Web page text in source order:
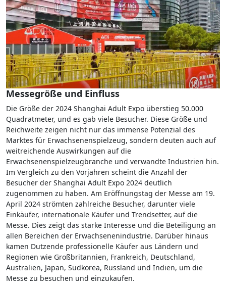
Messegröße und Einfluss
Die Größe der 2024 Shanghai Adult Expo überstieg 50.000
Quadratmeter, und es gab viele Besucher. Diese Größe und
Reichweite zeigen nicht nur das immense Potenzial des
Marktes für Erwachsenenspielzeug, sondern deuten auch auf
weitreichende Auswirkungen auf die
Erwachsenenspielzeugbranche und verwandte Industrien hin.
Im Vergleich zu den Vorjahren scheint die Anzahl der
Besucher der Shanghai Adult Expo 2024 deutlich
zugenommen zu haben. Am Eröffnungstag der Messe am 19.
April 2024 strömten zahlreiche Besucher, darunter viele
Einkäufer, internationale Käufer und Trendsetter, auf die
Messe. Dies zeigt das starke Interesse und die Beteiligung an
allen Bereichen der Erwachsenenindustrie. Darüber hinaus
kamen Dutzende professionelle Käufer aus Ländern und
Regionen wie Großbritannien, Frankreich, Deutschland,
Australien, Japan, Südkorea, Russland und Indien, um die
Messe zu besuchen und einzukaufen.